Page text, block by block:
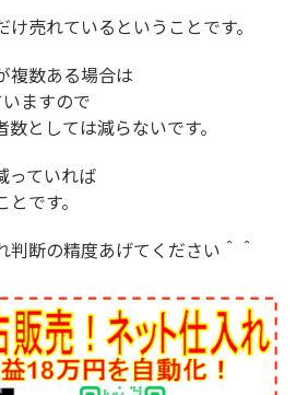
売れているということです。
複数ある場合は
ますので
としては減らないです。
っていれば
です。
判断の精度あげてください＾＾